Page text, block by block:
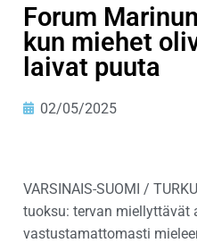
Forum
kun miehet
laivat puuta
02/05/2025
VARSINAIS-SUOMI /
tuoksu: tervan miellyttävät
vastustamattomasti